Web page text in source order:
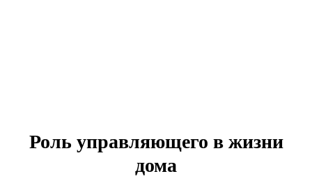
Роль управляющего в жизни
дома